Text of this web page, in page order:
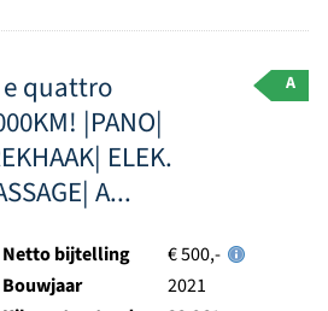
e quattro
|PANO|
ELEK.
A...
A
Netto bijtelling
€ 500,-
Bouwjaar
2021